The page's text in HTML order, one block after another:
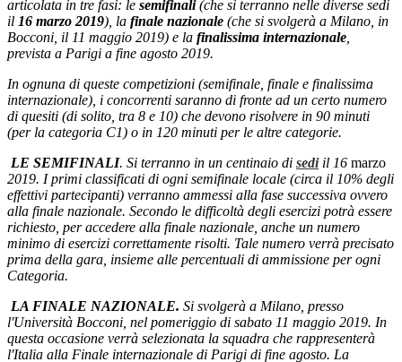
articolata in tre fasi: le semifinali(che si terranno nelle diverse sedi
il 16 marzo 2019), la finale nazionale (che si svolgerà a Milano, in
Bocconi, il 11 maggio 2019) e la finalissima internazionale
prevista a Parigi a fine agosto 2019.
In ognuna di queste competizioni (semifinale, finale e finalissima
internazionale), i concorrenti saranno di fronte ad un certo numero
di quesiti (di solito, tra 8 e 10) che devono risolvere in 90 minuti
(per la categoria C1) o in 120 minuti per le altre categorie.
LE SEMIFINALI. Si terranno in un centinaio di sediil 16 marzo
2019. I primi classificati di ogni semifinale locale (circa il 10% degli
effettivi partecipanti) verranno ammessi alla fase successiva ovvero
alla finale nazionale. Secondo le difficoltà degli esercizi potrà essere
richiesto, per accedere alla finale nazionale, anche un numero
minimo di esercizi correttamente risolti. Tale numero verrà precisato
prima della gara, insieme alle percentuali di ammissione per ogni
Categoria.
LA FINALE NAZIONALE. Si svolgerà a Milano, presso
l'Università Bocconi, nel pomeriggio di sabato 11 maggio 2019. In
questa occasione verrà selezionata la squadra che rappresenterà
l'Italia alla Finale internazionale di Parigi di fine agosto. La